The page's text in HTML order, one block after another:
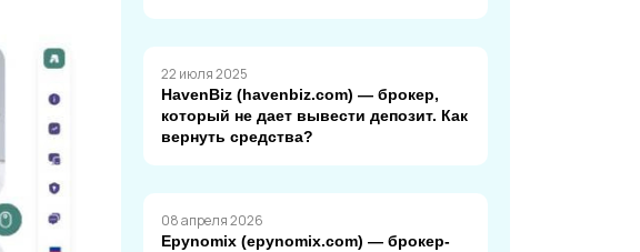
22 июля 2025
HavenBiz (havenbiz.com) — брокер,
который не дает вывести депозит. Как
вернуть средства?
08 апреля 2026
Epynomix (epynomix.com) — брокер-